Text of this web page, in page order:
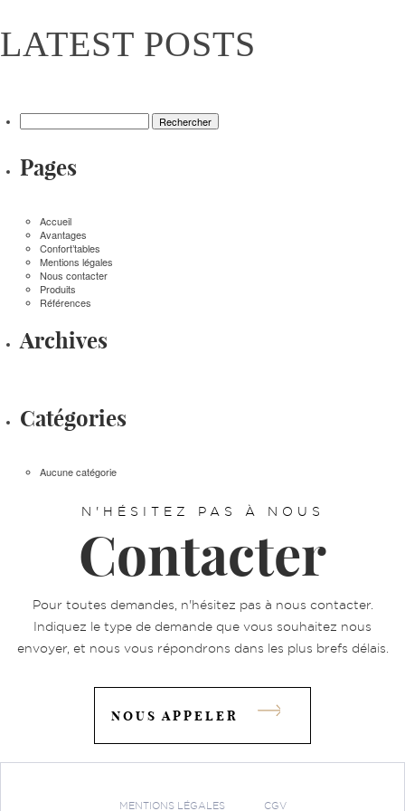
LATEST POSTS
Rechercher :
Pages
Accueil
Avantages
Confort’tables
Mentions légales
Nous contacter
Produits
Références
Archives
Catégories
Aucune catégorie
N'HÉSITEZ PAS À NOUS
Contacter
Pour toutes demandes, n'hésitez pas à nous contacter.
Indiquez le type de demande que vous souhaitez nous
envoyer, et nous vous répondrons dans les plus brefs délais.
NOUS APPELER
MENTIONS LÉGALES CGV